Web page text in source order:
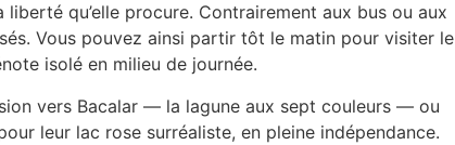
qu’elle procure. Contrairement aux bus ou aux
Vous pouvez ainsi partir tôt le matin pour visiter le
isolé en milieu de journée.
vers Bacalar — la lagune aux sept couleurs — ou
leur lac rose surréaliste, en pleine indépendance.